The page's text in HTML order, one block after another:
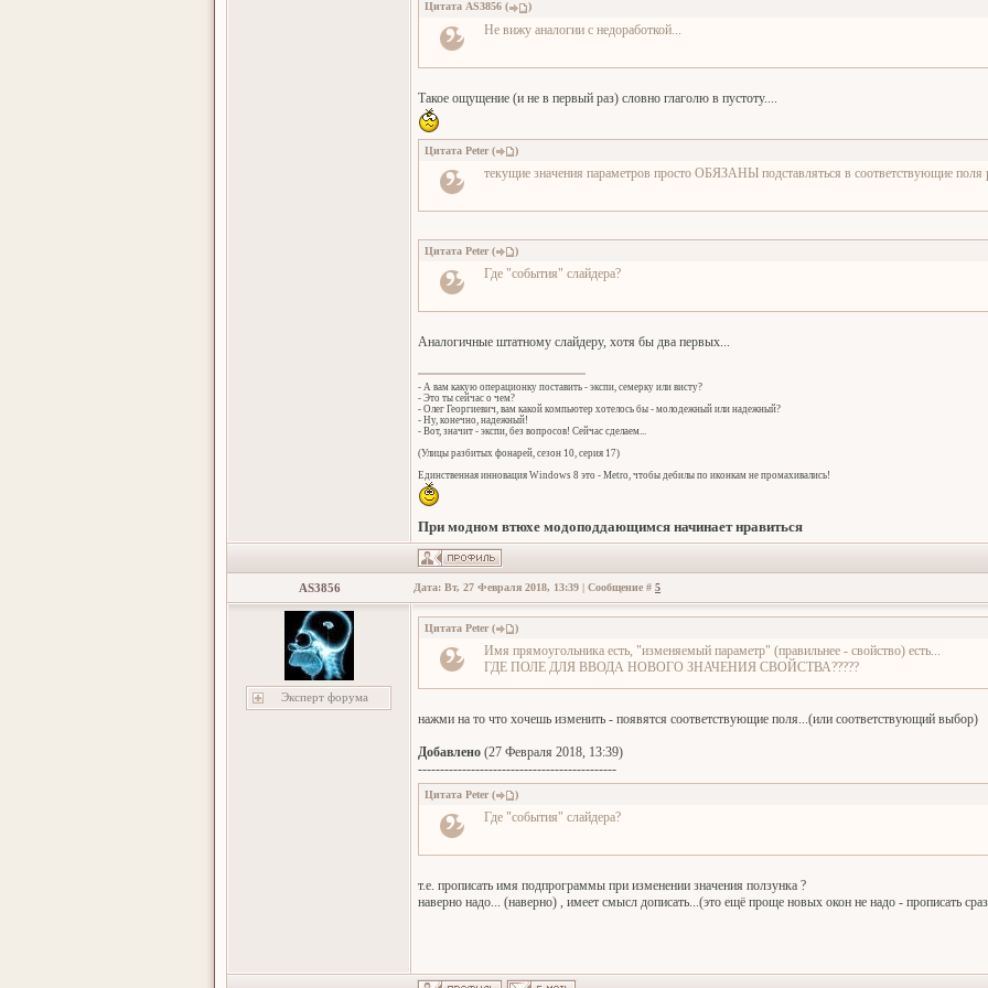
Цитата AS3856 ( )
Не вижу аналогии с недоработкой...
Такое ощущение (и не в первый раз) словно глаголю в пустоту....
Цитата Peter( )
текущие значения параметров просто ОБЯЗАНЫ подставляться в соответствующие поля
Цитата Peter( )
Где "события" слайдера?
Аналогичные штатному слайдеру, хотя бы два первых...
- А вам какую операционку поставить - экспи, семерку или висту?
- Это ты сейчас о чем?
- Олег Георгиевич, вам какой компьютер хотелось бы - молодежный или надежный?
- Ну, конечно, надежный!
- Вот, значит - экспи, без вопросов! Сейчас сделаем...
(Улицы разбитых фонарей, сезон 10, серия 17)
Единственная инновация Windows 8 это - Metro, чтобы дебилы по иконкам не промахивались!
При модном втюхе модоподдающимся начинает нравиться
AS3856 Дата: Вт, 27 Февраля 2018, 13:39 | Сообщение # 5
Эксперт форума
Цитата Peter( )
Имя прямоугольника есть, "изменяемый параметр" (правильнее - свойство) есть...
ГДЕ ПОЛЕ ДЛЯ ВВОДА НОВОГО ЗНАЧЕНИЯ СВОЙСТВА?????
нажми на то что хочешь изменить - появятся соответствующие поля...(или соответствующий выбор)
Добавлено (27 Февраля 2018, 13:39)
---------------------------------------------
Цитата Peter( )
Где "события" слайдера?
т.е. прописать имя подпрограммы при изменении значения ползунка ?
наверно надо... (наверно) , имеет смысл дописать...(это ещё проще новых окон не надо - прописать